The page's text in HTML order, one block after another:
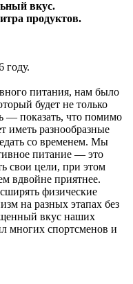
вкус.
продуктов.
году.
питания, нам было
будет не только
— показать, что помимо
иметь разнообразные
со временем. Мы
питание — это
свои цели, при этом
вдвойне приятнее.
физические
на разных этапах без
вкус наших
многих спортсменов и